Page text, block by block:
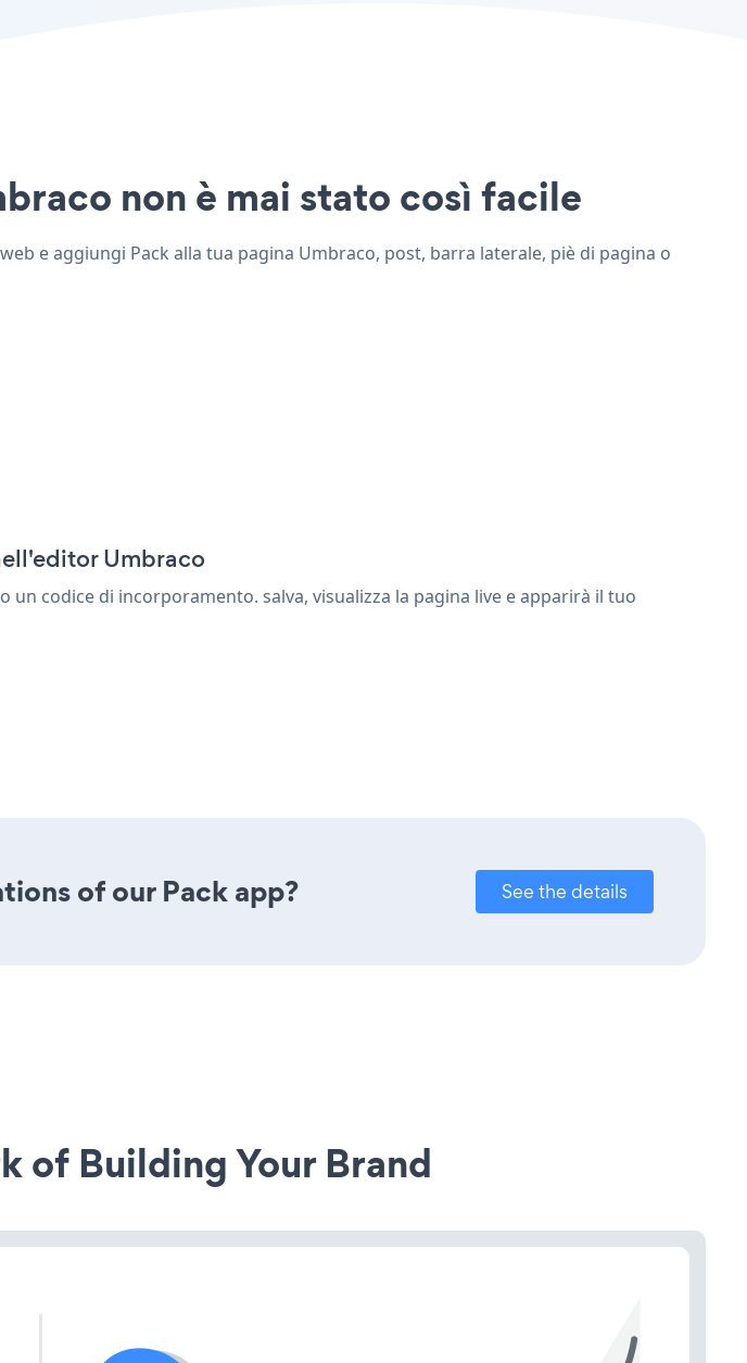
non è mai stato così facile
e aggiungi Pack alla tua pagina Umbraco, post, barra laterale, piè di pagina o
Umbraco
codice di incorporamento. salva, visualizza la pagina live e apparirà il tuo
of our Pack app? See the details
of Building Your Brand